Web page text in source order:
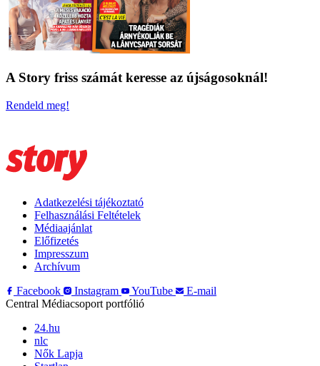
A Story friss számát keresse az újságosoknál!
Rendeld meg!
Adatkezelési tájékoztató
Felhasználási Feltételek
Médiaajánlat
Előfizetés
Impresszum
Archívum
Facebook
Instagram YouTube
E-mail
Central Médiacsoport portfólió
24.hu
nlc
Nők Lapja